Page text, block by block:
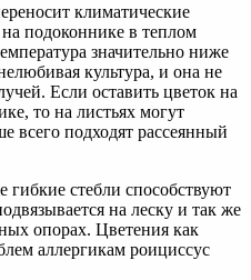
климатические
подоконнике в теплом
значительно ниже
культура, и она не
Если оставить цветок на
то на листьях могут
всего подходят рассеянный
гибкие стебли способствуют
на леску и так же
опорах. Цветения как
аллергикам роициссус